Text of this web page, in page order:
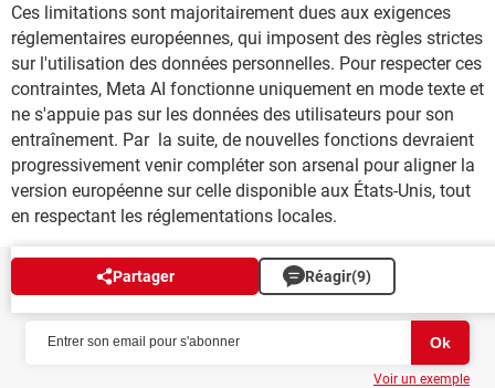
Ces limitations sont majoritairement dues aux exigences
réglementaires européennes, qui imposent des règles strictes
sur l'utilisation des données personnelles. Pour respecter ces
contraintes, Meta AI fonctionne uniquement en mode texte et
ne s'appuie pas sur les données des utilisateurs pour son
entraînement. Par la suite, de nouvelles fonctions devraient
progressivement venir compléter son arsenal pour aligner la
version européenne sur celle disponible aux États-Unis, tout
en respectant les réglementations locales.
Partager Réagir(9)
NEWSLETTER
Voir un exemple